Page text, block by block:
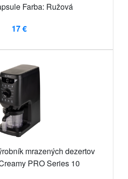
Farba: Ružová
17 €
mrazených dezertov
PRO Series 10